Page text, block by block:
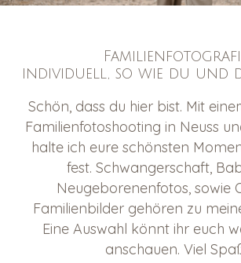
individuell, so wie du und
Schön, dass du hier bist. Mit
Familienfotoshooting in Neuss
halte ich eure schönsten
fest. Schwangerschaft,
Neugeborenenfotos, sowie
Familienbilder gehören zu
Eine Auswahl könnt ihr euch
anschauen. Viel